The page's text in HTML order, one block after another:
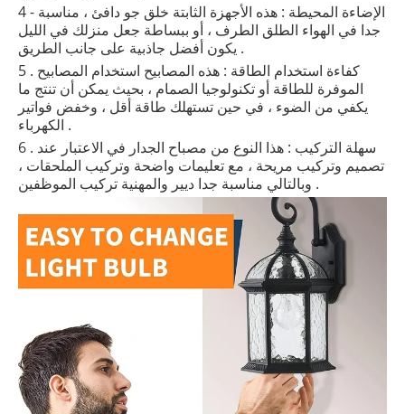
4 - الإضاءة المحيطة : هذه الأجهزة الثابتة خلق جو دافئ ، مناسبة
جدا في الهواء الطلق الطرف ، أو ببساطة جعل منزلك في الليل
يكون أفضل جاذبية على جانب الطريق .
5 . كفاءة استخدام الطاقة : هذه المصابيح استخدام المصابيح
الموفرة للطاقة أو تكنولوجيا الصمام ، بحيث يمكن أن تنتج ما
يكفي من الضوء ، في حين تستهلك طاقة أقل ، وخفض فواتير
الكهرباء .
6 . سهلة التركيب : هذا النوع من مصباح الجدار في الاعتبار عند
تصميم وتركيب مريحة ، مع تعليمات واضحة وتركيب الملحقات ،
وبالتالي مناسبة جدا ديير والمهنية تركيب الموظفين .